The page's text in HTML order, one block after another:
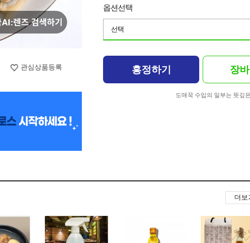
관심상품등록
옵션선택
선택
흥정하기 장
도매꾹 수입의 일부는 뜻깊
더보